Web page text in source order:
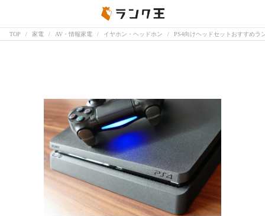
TOP 家電 AV・情報家電 イヤホン・ヘッドホン PS4向けヘッドセットおすすめラ